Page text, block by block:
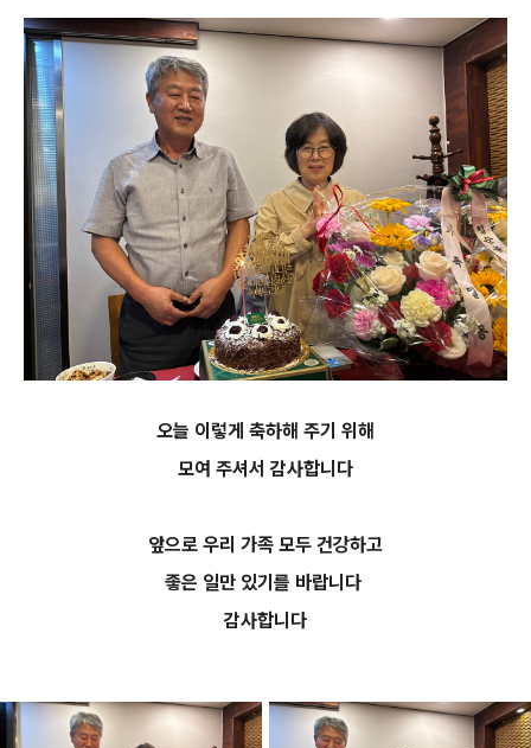
오늘 이렇게 축하해 주기 위해
모여 주셔서 감사합니다
앞으로 우리 가족 모두 건강하고
좋은 일만 있기를 바랍니다
감사합니다